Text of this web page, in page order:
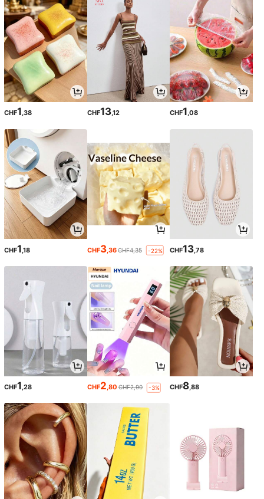
CHF1,38 CHF13,12 CHF1,08
CHF1 ,18 CHF3,36CHF4,35 -22% CHF13 ,78
CHF1,28 CHF2,80 CHF2,90 -3% CHF8,88